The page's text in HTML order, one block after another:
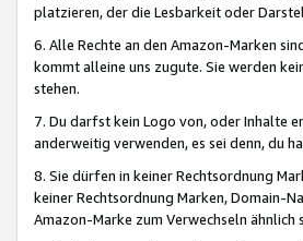
platzieren, der die Lesbarkeit oder
6. Alle Rechte an den Amazon-Marken
kommt alleine uns zugute. Sie werden
stehen.
7. Du darfst kein Logo von, oder Inhalte
anderweitig verwenden, es sei denn, du
8. Sie dürfen in keiner Rechtsordnung
keiner Rechtsordnung Marken, Domain-
Amazon-Marke zum Verwechseln ähnlich